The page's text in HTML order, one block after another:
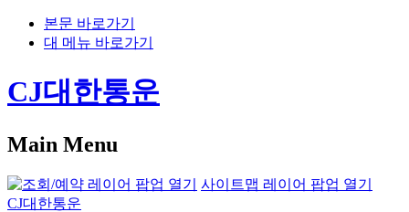
본문 바로가기
대 메뉴 바로가기
CJ대한통운
Main Menu
사이트맵 레이어 팝업 열기
CJ대한통운